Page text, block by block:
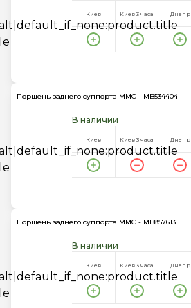
Киев Киев 3 часа Днепр
Поршень заднего суппорта MMC - MB534404
В наличии
Киев Киев 3 часа Днепр
Поршень заднего суппорта MMC - MB857613
В наличии
Киев Киев 3 часа Днепр